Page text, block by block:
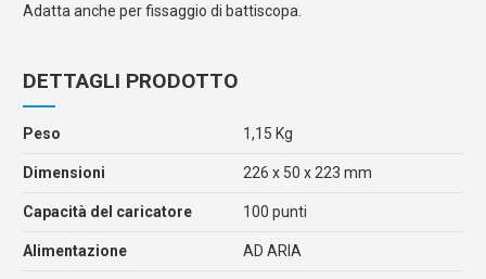
Adatta anche per fissaggio di battiscopa.
DETTAGLI PRODOTTO
Peso 1,15 Kg
Dimensioni 226 x 50 x 223 mm
Capacità del caricatore 100 punti
Alimentazione AD ARIA